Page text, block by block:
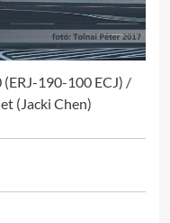
190-100 ECJ) /
(Jacki Chen)